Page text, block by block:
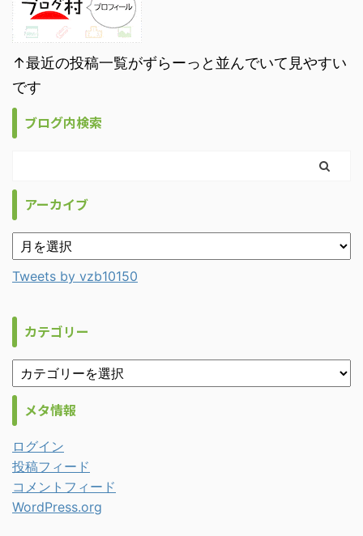
↑最近の投稿一覧がずらーっと並んでいて見やすい
です
ブログ内検索
アーカイブ
Tweets by vzb10150
カテゴリー
メタ情報
ログイン
投稿フィード
コメントフィード
WordPress.org